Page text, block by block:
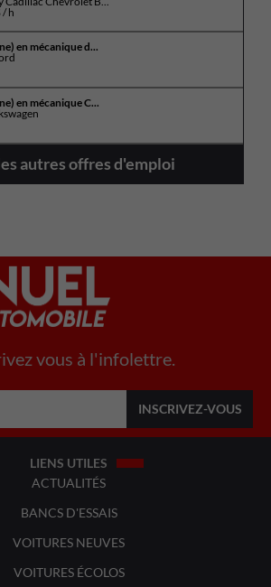
/ h
en mécanique d...
en mécanique C...
autres offres d'emploi
vous à l'infolettre.
LIENS UTILES
ACTUALITÉS
BANCS D'ESSAIS
VOITURES NEUVES
VOITURES ÉCOLOS